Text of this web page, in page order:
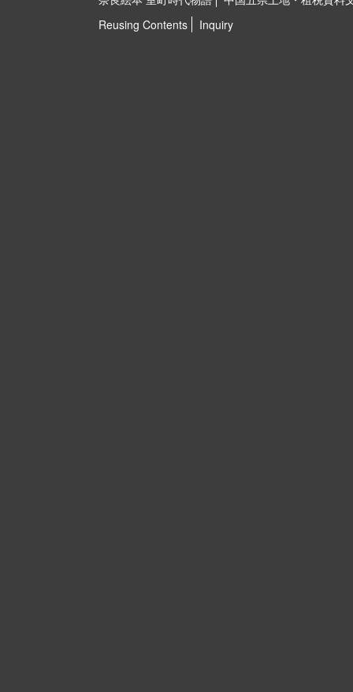
Reusing Contents
Inquiry